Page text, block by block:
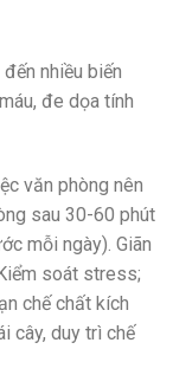
nhiều biến
đe dọa tính
văn phòng nên
sau 30-60 phút
mỗi ngày). Giãn
soát stress;
chế chất kích
cây, duy trì chế